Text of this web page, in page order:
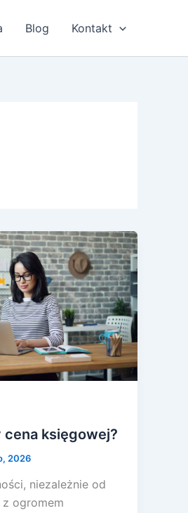
Blog Kontakt
księgowej?
2026
niezależnie od
ogromem